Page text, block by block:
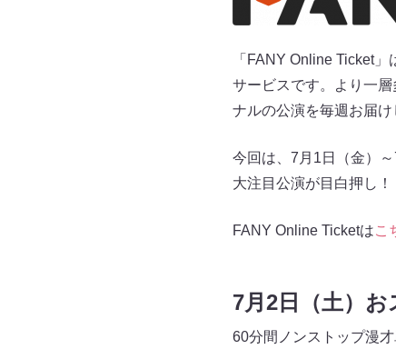
「FANY Online Ticket
サービスです。より一
ナルの公演を毎週お届け
今回は、7月1日（金）
大注目公演が目白押し
FANY Online Ticketはこ
7月2日（土）
60分間ノンストップ漫